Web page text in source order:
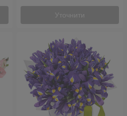
Уточнити